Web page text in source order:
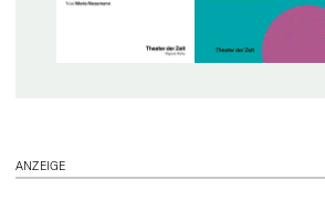
ANZEIGE